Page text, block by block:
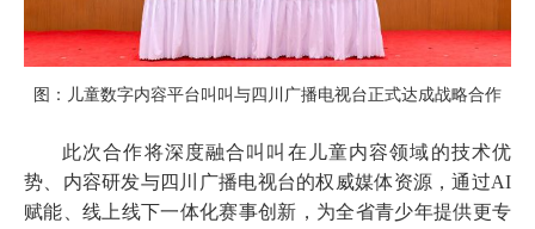
图：儿童数字内容平台叫叫与四川 广播电视台正式达成战略合作
此次合作将深度融合叫叫在 儿童内容领域的技术优
势
内容研发与四川 广播电视台的权威媒体资源，通过AI
赋能、线上线下一体化赛事创新，为全省青少年提供更专